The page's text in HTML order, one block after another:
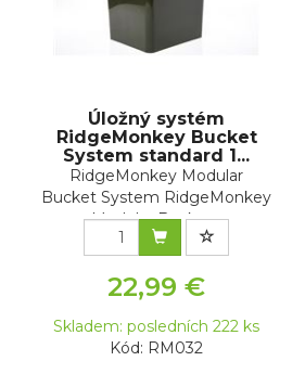
Úložný systém
RidgeMonkey Bucket
System standard 1...
RidgeMonkey Modular
Bucket System RidgeMonkey
Modular Bucket...
22,99 €
Skladem: posledních 222 ks
Kód: RM032